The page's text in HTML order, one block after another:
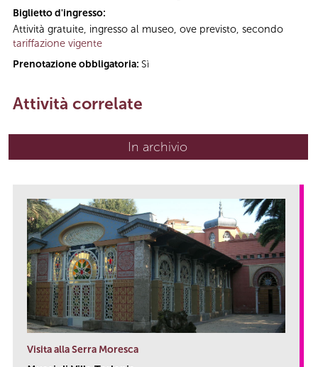
Biglietto d'ingresso:
Attività gratuite, ingresso al museo, ove previsto, secondo
tariffazione vigente
Prenotazione obbligatoria: Sì
Attività correlate
In archivio
Visita alla Serra Moresca